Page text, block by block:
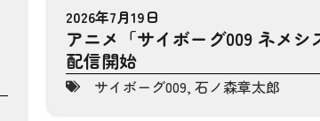
2026年7月19日
アニメ「サイボーグ009 ネメシ
配信開始
サイボーグ009,石ノ森章太郎